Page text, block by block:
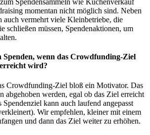
Spendensammeln wie Kuchenverkauf
momentan nicht möglich sind. Neben
auch vermehrt viele Kleinbetriebe, die
schließen müssen, Spendenaktionen, um
Spenden, wenn das Crowdfunding-Ziel
wird?
Crowdfunding-Ziel bloß ein Motivator. Das
abgehoben werden, egal ob das Ziel erreicht
kann auch laufend angepasst
Wir empfehlen, kleiner mit einem
und dann das Ziel weiter zu erhöhen.